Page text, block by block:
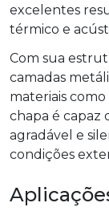
excelentes
térmico e
Com sua
camadas
materiais
chapa é capaz
agradável e
condições